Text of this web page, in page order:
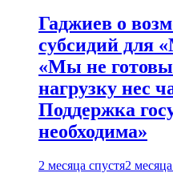
Гаджиев о
субсидий для
«Мы не
нагрузку нес
Поддержка
необходима»
2 месяца спустя2